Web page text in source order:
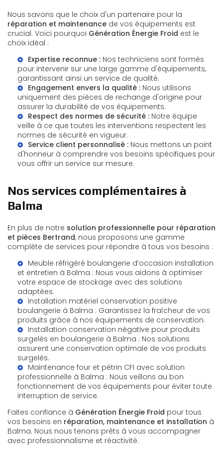
Nous savons que le choix d'un partenaire pour la
réparation et maintenance de vos équipements est
crucial. Voici pourquoi Génération Énergie Froid est le
choix idéal :
Expertise reconnue : Nos techniciens sont formés
pour intervenir sur une large gamme d'équipements,
garantissant ainsi un service de qualité.
Engagement envers la qualité : Nous utilisons
uniquement des pièces de rechange d'origine pour
assurer la durabilité de vos équipements.
Respect des normes de sécurité : Notre équipe
veille à ce que toutes les interventions respectent les
normes de sécurité en vigueur.
Service client personnalisé : Nous mettons un point
d'honneur à comprendre vos besoins spécifiques pour
vous offrir un service sur mesure.
Nos services complémentaires à
Balma
En plus de notre solution professionnelle pour réparation
et pièces Bertrand, nous proposons une gamme
complète de services pour répondre à tous vos besoins :
Meuble réfrigéré boulangerie d’occasion installation
et entretien à Balma : Nous vous aidons à optimiser
votre espace de stockage avec des solutions
adaptées.
Installation matériel conservation positive
boulangerie à Balma : Garantissez la fraîcheur de vos
produits grâce à nos équipements de conservation.
Installation conservation négative pour produits
surgelés en boulangerie à Balma : Nos solutions
assurent une conservation optimale de vos produits
surgelés.
Maintenance four et pétrin CFI avec solution
professionnelle à Balma : Nous veillons au bon
fonctionnement de vos équipements pour éviter toute
interruption de service.
Faites confiance à Génération Énergie Froid pour tous
vos besoins en réparation, maintenance et installation à
Balma. Nous nous tenons prêts à vous accompagner
avec professionnalisme et réactivité.